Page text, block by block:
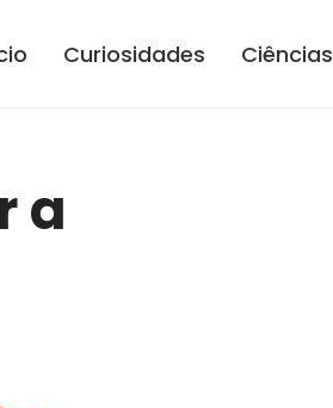
Curiosidades Ciências
a